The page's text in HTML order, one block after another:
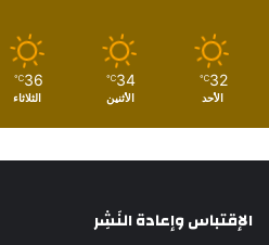
32
℃
الأحد
34
℃
الأثنين
36
℃
الثلاثاء
الإقتباس وإعادة النَشِر